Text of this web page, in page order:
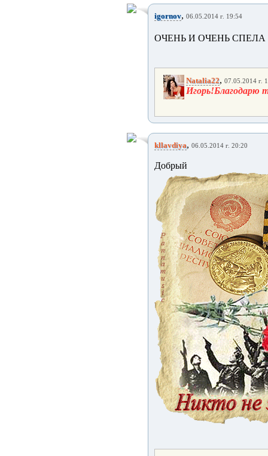
igornov, 06.05.2014 г. 19:54
ОЧЕНЬ И ОЧЕНЬ
Natalia22, 07.05.2014 г.
kllavdiya, 06.05.2014 г. 20:20
Добрый